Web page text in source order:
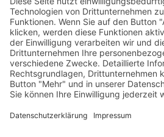
Besuchen Sie Belize innerhalb
oder erkunden Sie es auf
Mietwagen auf einer
Kombination mit Yucatan/